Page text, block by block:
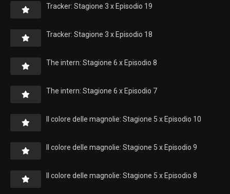
Tracker: Stagione 3 x Episodio 19
Tracker: Stagione 3 x Episodio 18
The intern: Stagione 6 x Episodio 8
The intern: Stagione 6 x Episodio 7
Il colore delle magnolie: Stagione 5 x Episodio 10
Il colore delle magnolie: Stagione 5 x Episodio 9
Il colore delle magnolie: Stagione 5 x Episodio 8